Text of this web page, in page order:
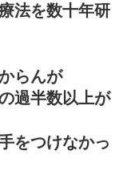
法を数十年研
らんが
過半数以上が
をつけなかっ